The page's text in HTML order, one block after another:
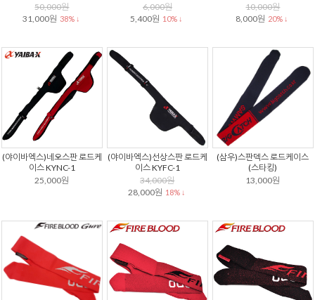
50,000원
31,000원 38% ↓
6,000원
5,400원 10% ↓
10,000원
8,000원 20% ↓
(야이바엑스)네오스판 로드케
이스 KYNC-1
25,000원
(야이바엑스)선상스판 로드케
이스 KYFC-1
34,000원
28,000원 18% ↓
(삼우)스판덱스 로드케이스
(스타킹)
13,000원